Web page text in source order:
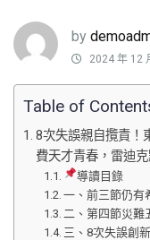
by
2024 年 12
Table of
8次失誤親自攬責！
費天才青春，雷迪
導讀目錄
一、前三節仍有
二、第四節災難
三、8次失誤創